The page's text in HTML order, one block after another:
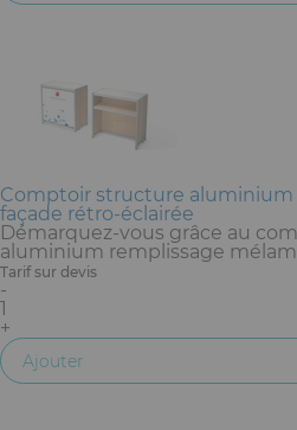
Comptoir structure
façade rétro-éclairée
Démarquez-vous grâce au
aluminium remplissage
Tarif sur devis
-
1
+
Ajouter